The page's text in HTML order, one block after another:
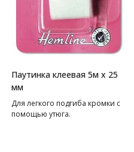
Паутинка клеевая 5м х 25
мм
Для легкого подгиба кромки с
помощью утюга.